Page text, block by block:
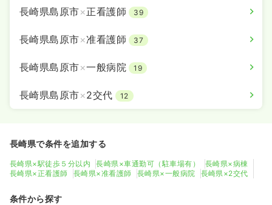
長崎県島原市×正看護師 39
長崎県島原市×准看護師 37
長崎県島原市×一般病院 19
長崎県島原市×2交代 12
長崎県で条件を追加する
長崎県×駅徒歩５分以内 長崎県×車通勤可（駐車場有）
長崎県×病棟
長崎県×正看護師
長崎県×准看護師 長崎県×一般病院 長崎県×2交代
条件から探す